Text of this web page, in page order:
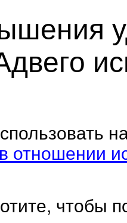
отношении
чтобы